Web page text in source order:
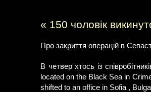
« 150 чоловік
Про закриття операцій в
В четвер хтось із
located on the Black Sea in
shifted to an office in Sofia ,